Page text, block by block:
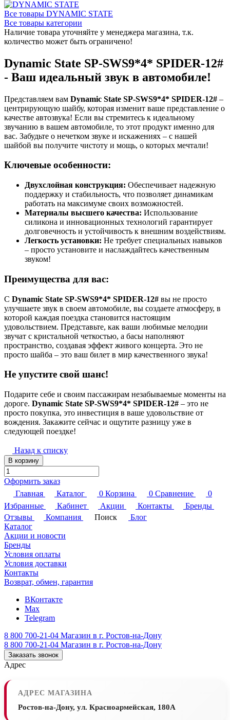
Все товары DYNAMIC STATE
Все товары категории
Наличие товара уточняйте у менеджера магазина, т.к.
количество может быть ограничено!
Dynamic State SP-SWS9*4* SPIDER-12#
- Ваш идеальный звук в автомобиле!
Представляем вам Dynamic State SP-SWS9*4* SPIDER-12# –
центрирующую шайбу, которая изменит ваше представление о
качестве автозвука! Если вы стремитесь к идеальному
звучанию в вашем автомобиле, то этот продукт именно для
вас. Забудьте о нечетком звуке и искажениях – с нашей
шайбой вы получите чистоту и мощь, о которых мечтали!
Ключевые особенности:
Двухслойная конструкция: Обеспечивает надежную
поддержку и стабильность, что позволяет динамикам
работать на максимуме своих возможностей.
Материалы высшего качества: Использование
силикона и инновационных технологий гарантирует
долговечность и устойчивость к внешним воздействиям.
Легкость установки: Не требует специальных навыков
– просто установите и наслаждайтесь качественным
звуком!
Преимущества для вас:
С Dynamic State SP-SWS9*4* SPIDER-12# вы не просто
улучшаете звук в своем автомобиле, вы создаете атмосферу, в
которой каждая поездка становится настоящим
удовольствием. Представьте, как ваши любимые мелодии
звучат с кристальной четкостью, а басы наполняют
пространство, создавая эффект живого концерта. Это не
просто шайба – это ваш билет в мир качественного звука!
Не упустите свой шанс!
Подарите себе и своим пассажирам незабываемые моменты на
дороге. Dynamic State SP-SWS9*4* SPIDER-12# – это не
просто покупка, это инвестиция в ваше удовольствие от
вождения. Закажите сейчас и ощутите разницу уже в
следующей поездке!
Назад к списку
В корзину
Оформить заказ
Главная
Каталог 0 Корзина 0 Сравнение
0
Избранные
Кабинет Акции Контакты
Бренды
Отзывы
Компания Поиск
Блог
Каталог
Акции и новости
Бренды
Условия оплаты
Условия доставки
Контакты
Возврат, обмен, гарантия
ВКонтакте
Max
Telegram
8 800 700-21-04 Магазин в г. Ростов-на-Дону
8 800 700-21-04 Магазин в г. Ростов-на-Дону
Заказать звонок
Адрес
АДРЕС МАГАЗИНА
Ростов-на-Дону, ул. Красноармейская, 180А